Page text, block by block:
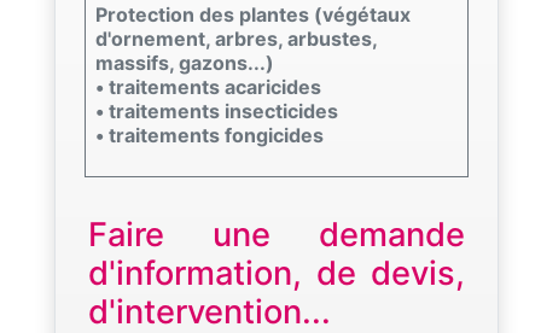
Protection des plantes (végétaux
d'ornement, arbres, arbustes,
massifs, gazons...)
• traitements acaricides
• traitements insecticides
• traitements fongicides
Faire une demande
d'information, de devis,
d'intervention...